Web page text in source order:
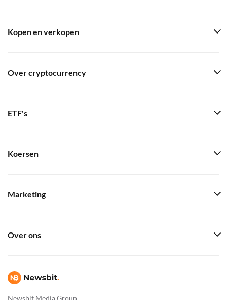
Newsbit Media Group
Kopen en verkopen
Over cryptocurrency
ETF's
Koersen
Marketing
Over ons